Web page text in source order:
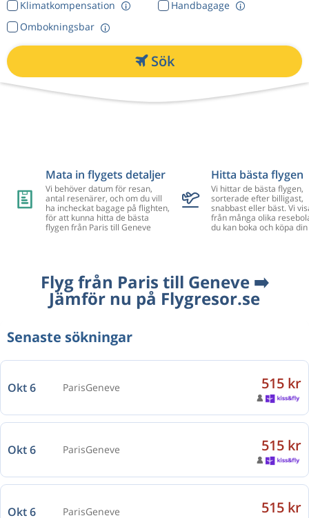
Klimatkompensation
Ombokningsbar
Handbagage
Sök
Mata in flygets detaljer
Vi behöver datum för resan,
antal resenärer, och om du vill
ha incheckat bagage på flighten,
för att kunna hitta de bästa
flygen från Paris till Geneve
Hitta bästa flygen
Vi hittar de bästa flygen,
sorterade efter billigast,
snabbast eller bäst. Vi
från många olika
du kan boka och köpa
Flyg från Paris till Geneve ➡️
Jämför nu på Flygresor.se
Senaste sökningar
Okt 6 ParisGeneve 515 kr
Okt 6 ParisGeneve 515 kr
Okt 6 ParisGeneve 515 kr